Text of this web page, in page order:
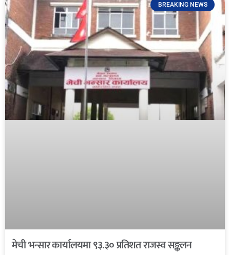
BREAKING NEWS
मेची भन्सार कार्यालयमा ९३.३० प्रतिशत राजस्व सङ्कलन